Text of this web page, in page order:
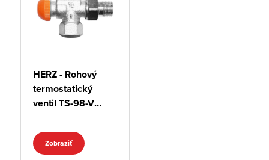
HERZ - Rohový
termostatický
ventil TS-98-V
Zobraziť